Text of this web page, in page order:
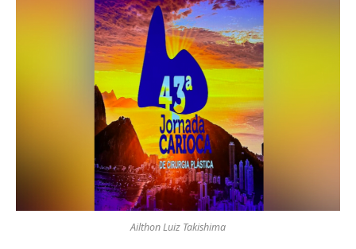
Ailthon Luiz Takishima